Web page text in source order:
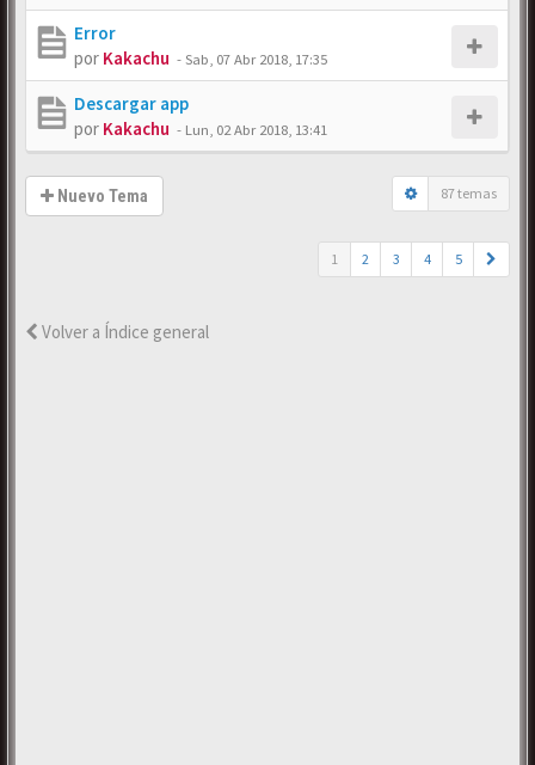
Error
por Kakachu -Sab, 07 Abr 2018, 17:35
Descargar app
por Kakachu - Lun, 02 Abr 2018, 13:41
Nuevo Tema 87 temas
1 2 3 4 5
Volver a Índice general